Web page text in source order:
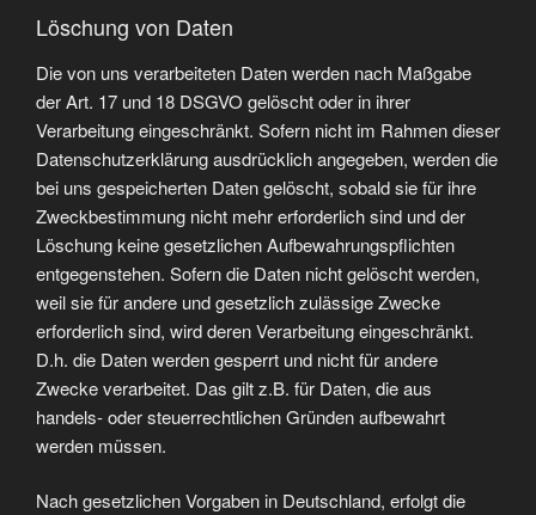
Löschung von Daten
Die von uns verarbeiteten Daten werden nach Maßgabe
der Art. 17 und 18 DSGVO gelöscht oder in ihrer
Verarbeitung eingeschränkt. Sofern nicht im Rahmen dieser
Datenschutzerklärung ausdrücklich angegeben, werden die
bei uns gespeicherten Daten gelöscht, sobald sie für ihre
Zweckbestimmung nicht mehr erforderlich sind und der
Löschung keine gesetzlichen Aufbewahrungspflichten
entgegenstehen. Sofern die Daten nicht gelöscht werden,
weil sie für andere und gesetzlich zulässige Zwecke
erforderlich sind, wird deren Verarbeitung eingeschränkt.
D.h. die Daten werden gesperrt und nicht für andere
Zwecke verarbeitet. Das gilt z.B. für Daten, die aus
handels- oder steuerrechtlichen Gründen aufbewahrt
werden müssen.
Nach gesetzlichen Vorgaben in Deutschland, erfolgt die